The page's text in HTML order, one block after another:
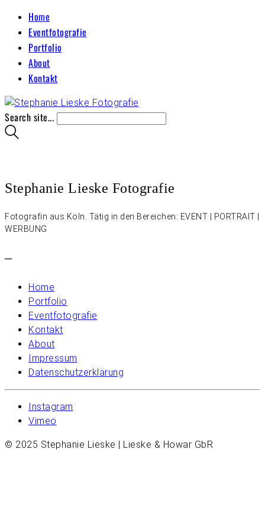
Home
Eventfotografie
Portfolio
About
Kontakt
Search site...
Stephanie Lieske Fotografie
Fotografin aus Köln. Tätig in den Bereichen: EVENT | PORTRAIT |
WERBUNG
–
Home
Portfolio
Eventfotografie
Kontakt
About
Impressum
Datenschutzerklärung
Instagram
Vimeo
© 2025 Stephanie Lieske | Lieske & Howar GbR